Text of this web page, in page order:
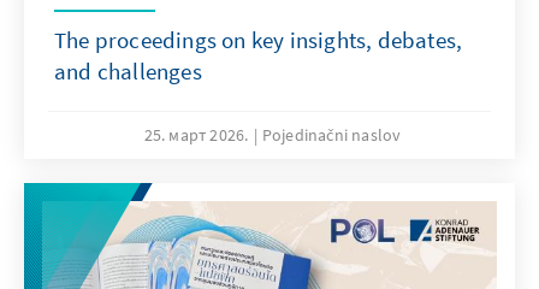
The proceedings on key insights, debates,
and challenges
25. март 2026. Pojedinačni naslov